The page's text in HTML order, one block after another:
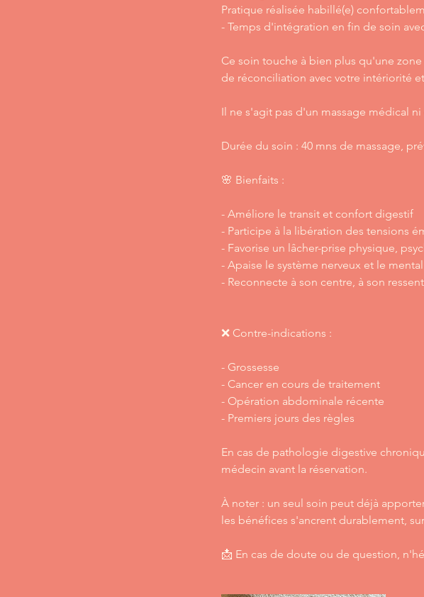
Pratique réalisée habillé(e)
- Temps d'intégration en fin de soin
Ce soin touche à bien plus qu'une
de réconciliation avec votre intériorité
Il ne s'agit pas d'un massage médical
Durée du soin : 40 mns de massage,
🌸 Bienfaits :
- Améliore le transit et confort digestif
- Participe à la libération des tensions
- Favorise un lâcher-prise physique,
- Apaise le système nerveux et le mental
- Reconnecte à son centre, à son
❌ Contre-indications :
- Grossesse
- Cancer en cours de traitement
- Opération abdominale récente
- Premiers jours des règles
En cas de pathologie digestive
médecin avant la réservation.
À noter : un seul soin peut déjà
les bénéfices s'ancrent durablement,
📩 En cas de doute ou de question,